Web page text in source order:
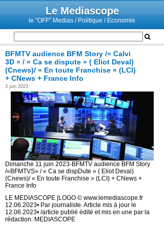
Le Mediascope
le "OFF" Medias / Politique / Economie
BFMTV audience BFM Story /« Calvi
3D » / « Ca se dispute » ( Eliot Deval)
(Cnews)/ « En toute Franchise » (LCI)
+ CNews + France Info
3 juin 2023
Dimanche 11 juin 2023-BFMTV audience BFM Story
/«BFMTVS» / « Ca se dispDute » ( Eliot Deval)
(Cnews)/ « En toute Franchise » (LCI) + CNews +
France Info
LE MEDIASCOPE |LOGO © www.lemediascope.fr
12.06.2023• Par journaliste. Article mis à jour le
12.06.2023• /article publié édité et mis en une par la
rédaction. MEDIASCOPE